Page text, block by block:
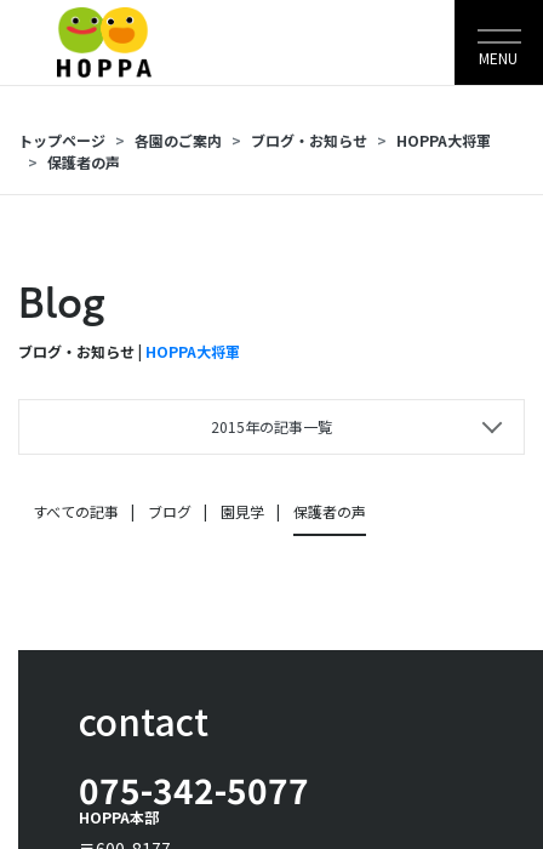
MENU
トップページ 各園のご案内 ブログ・お知らせ
HOPPA大将軍
保護者の声
Blog
ブログ・お知らせ | HOPPA大将軍
2015年の記事一覧
すべての記事 ブログ 園見学 保護者の声
contact
075-342-5077
HOPPA本部